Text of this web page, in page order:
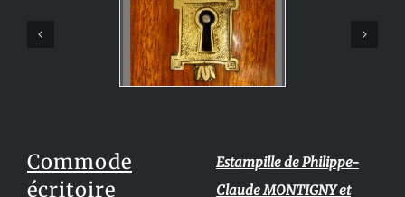
Commode
écritoire
Estampille de Philippe-
Claude MONTIGNY et